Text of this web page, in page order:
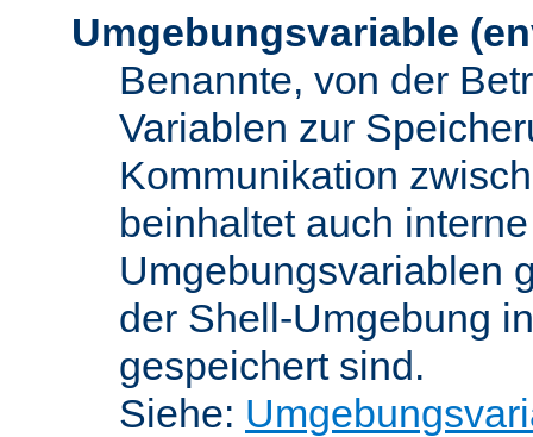
Umgebungsvariable
Benannte, von der
Variablen zur
Kommunikation
beinhaltet auch
Umgebungsvariablen
der Shell-Umgebung
gespeichert sind.
Siehe: